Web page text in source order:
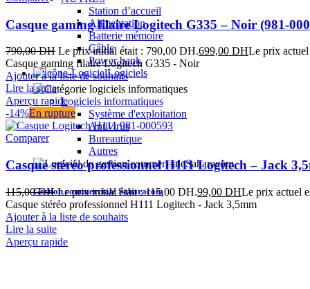
Station d’accueil
Alimentation
Batterie mémoire
Câble
Power bank
Logiciels
Logiciels informatiques
Système d'exploitation
Antivirus
Bureautique
Autres
Gestion commerciale Saharacom
Casque gaming filaire Logitech G335 – Noir (981-
790,00DH Le prix initial était : 790,00 DH.699,00 DHLe prix
Casque gaming filaire Logitech G335 - Noir
Ajouter à la liste de souhaits
Lire la suite
Aperçu rapide
-14%En rupture
Comparer
Casque stéréo professionnel H111 Logitech – Jack
115,00DH Le prix initial était : 115,00 DH.99,00 DHLe prix actuel
Casque stéréo professionnel H111 Logitech - Jack 3,5mm
Ajouter à la liste de souhaits
Lire la suite
Aperçu rapide